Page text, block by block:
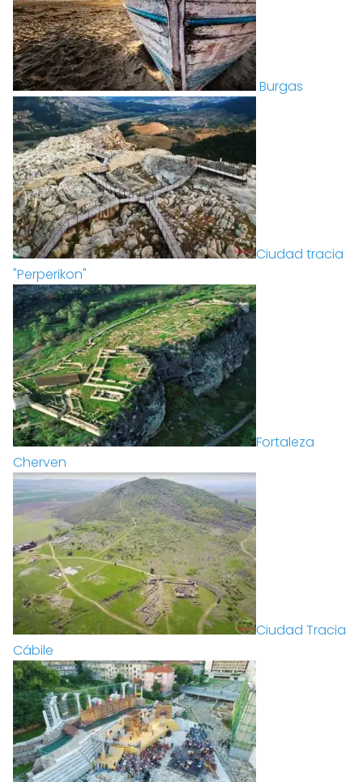
Burgas
Ciudad tracia
"Perperikon"
Fortaleza
Cherven
Ciudad Tracia
Cábile